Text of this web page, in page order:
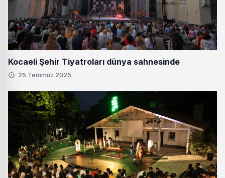
Kocaeli Şehir Tiyatroları dünya sahnesinde
25 Temmuz 2025